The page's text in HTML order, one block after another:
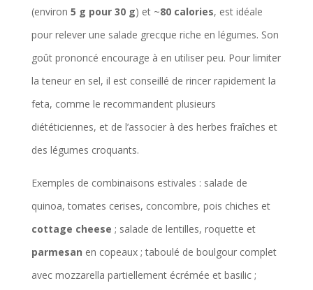
(environ 5 g pour 30 g) et ~80 calories, est idéale
pour relever une salade grecque riche en légumes. Son
goût prononcé encourage à en utiliser peu. Pour limiter
la teneur en sel, il est conseillé de rincer rapidement la
feta, comme le recommandent plusieurs
diététiciennes, et de l’associer à des herbes fraîches et
des légumes croquants.
Exemples de combinaisons estivales : salade de
quinoa, tomates cerises, concombre, pois chiches et
cottage cheese ; salade de lentilles, roquette et
parmesan en copeaux ; taboulé de boulgour complet
avec mozzarella partiellement écrémée et basilic ;